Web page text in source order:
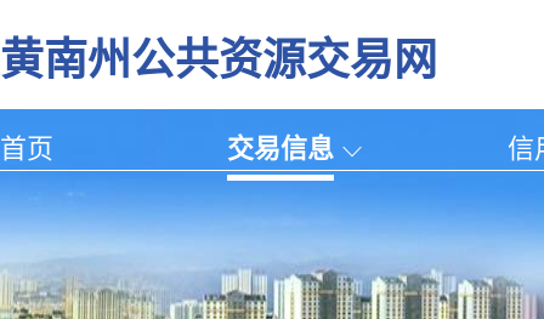
黄南州公共资源交易网
首页 交易信息 信